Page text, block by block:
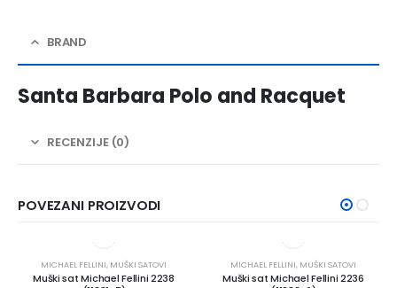
BRAND
Santa Barbara Polo and Racquet
RECENZIJE (0)
POVEZANI PROIZVODI
MICHAEL FELLINI, MUŠKI SATOVI
Muški sat Michael Fellini 2238
MICHAEL FELLINI, MUŠKI SATOVI
Muški sat Michael Fellini 2236